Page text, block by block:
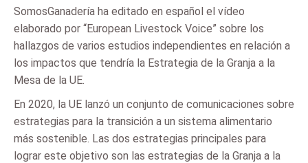
SomosGanadería ha editado en español el vídeo
elaborado por “European Livestock Voice” sobre los
hallazgos de varios estudios independientes en relación a
los impactos que tendría la Estrategia de la Granja a la
Mesa de la UE.
En 2020, la UE lanzó un conjunto de comunicaciones sobre
estrategias para la transición a un sistema alimentario
más sostenible. Las dos estrategias principales para
lograr este objetivo son las estrategias de la Granja a la